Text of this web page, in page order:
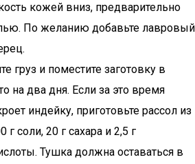
кожей вниз, предварительно
По желанию добавьте лавровый
груз и поместите заготовку в
на два дня. Если за это время
индейку, приготовьте рассол из
г соли, 20 г сахара и 2,5 г
Тушка должна оставаться в